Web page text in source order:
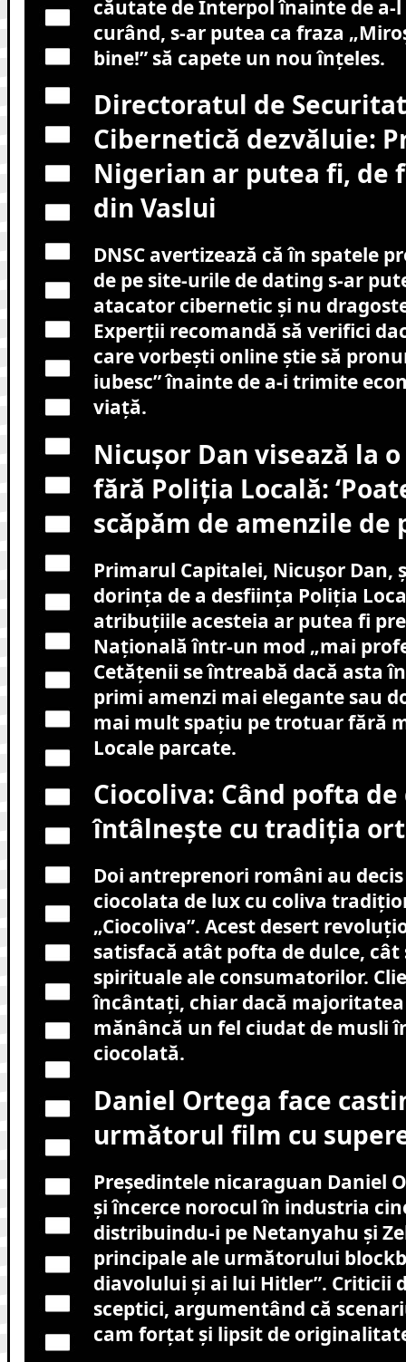
căutate de Interpol înainte de a-
curând, s-ar putea ca fraza
bine!” să capete un nou înțeles.
Directoratul de
Cibernetică dezvăluie:
Nigerian ar putea fi, de
din Vaslui
DNSC avertizează că în spatele
de pe site-urile de dating s-ar
atacator cibernetic și nu
Experții recomandă să verifici
care vorbești online știe să
iubesc” înainte de a-i trimite
viață.
Nicușor Dan visează la
fără Poliția Locală:
scăpăm de amenzile de
Primarul Capitalei, Nicușor Dan,
dorința de a desființa Poliția
atribuțiile acesteia ar putea fi
Națională într-un mod „mai
Cetățenii se întreabă dacă asta
primi amenzi mai elegante sau
mai mult spațiu pe trotuar fără
Locale parcate.
Ciocoliva: Când pofta de
întâlnește cu tradiția
Doi antreprenori români au
ciocolata de lux cu coliva
„Ciocoliva”. Acest desert
satisfacă atât pofta de dulce, cât
spirituale ale consumatorilor.
încântați, chiar dacă majoritatea
mănâncă un fel ciudat de musli
ciocolată.
Daniel Ortega face
următorul film cu
Președintele nicaraguan Daniel
și încerce norocul în industria
distribuindu-i pe Netanyahu și
principale ale următorului
diavolului și ai lui Hitler”. Criticii
sceptici, argumentând că
cam forțat și lipsit de